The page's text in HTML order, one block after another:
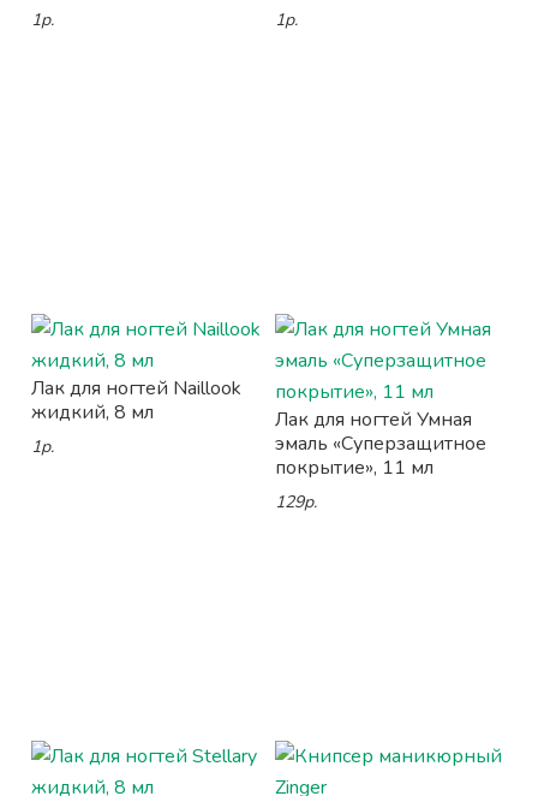
1р. 1р.
Лак для ногтей Naillook
жидкий, 8 мл
1р.
Лак для ногтей Умная
эмаль «Суперзащитное
покрытие», 11 мл
129р.